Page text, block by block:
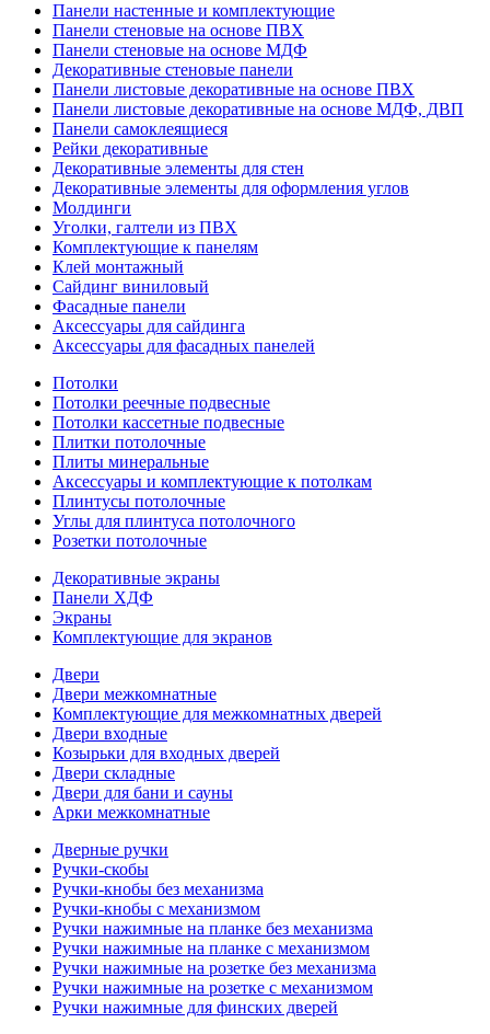
Панели настенные и комплектующие
Панели стеновые на основе ПВХ
Панели стеновые на основе МДФ
Декоративные стеновые панели
Панели листовые декоративные на основе ПВХ
Панели листовые декоративные на основе МДФ, ДВП
Панели самоклеящиеся
Рейки декоративные
Декоративные элементы для стен
Декоративные элементы для оформления углов
Молдинги
Уголки, галтели из ПВХ
Комплектующие к панелям
Клей монтажный
Сайдинг виниловый
Фасадные панели
Аксессуары для сайдинга
Аксессуары для фасадных панелей
Потолки
Потолки реечные подвесные
Потолки кассетные подвесные
Плитки потолочные
Плиты минеральные
Аксессуары и комплектующие к потолкам
Плинтусы потолочные
Углы для плинтуса потолочного
Розетки потолочные
Декоративные экраны
Панели ХДФ
Экраны
Комплектующие для экранов
Двери
Двери межкомнатные
Комплектующие для межкомнатных дверей
Двери входные
Козырьки для входных дверей
Двери складные
Двери для бани и сауны
Арки межкомнатные
Дверные ручки
Ручки-скобы
Ручки-кнобы без механизма
Ручки-кнобы с механизмом
Ручки нажимные на планке без механизма
Ручки нажимные на планке с механизмом
Ручки нажимные на розетке без механизма
Ручки нажимные на розетке с механизмом
Ручки нажимные для финских дверей